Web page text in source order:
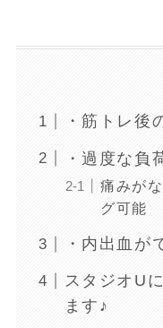
・筋トレ後
・過度な負
痛みが
グ可能
・内出血が
スタジオU
ます♪